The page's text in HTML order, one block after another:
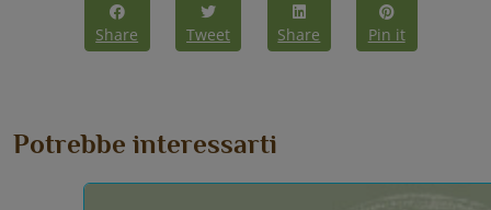
Share Tweet Share Pin it
Potrebbe interessarti